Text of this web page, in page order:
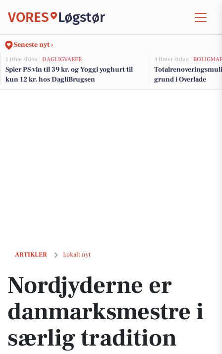
VORES Løgstør
Seneste nyt ›
1 time siden | DAGLIGVARER
Spier PS vin til 39 kr. og Yoggi yoghurt til
kun 12 kr. hos DagliBrugsen
4 timer siden |
grund i Overlade
ARTIKLER Lokalt nyt
Nordjyderne er danmarksmestre i særlig tradition
Nordjyderne er
danmarksmestre i
særlig tradition